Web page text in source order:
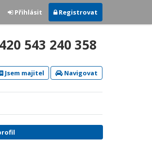
Přihlásit Registrovat
543 240 358
Jsem majitel Navigovat